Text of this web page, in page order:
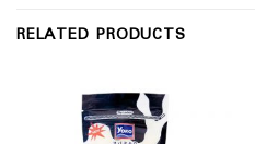
RELATED PRODUCTS